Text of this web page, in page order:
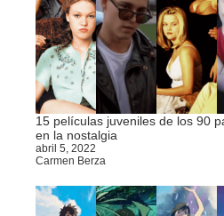
15 películas juveniles de los 90
en la nostalgia
abril 5, 2022
Carmen Berza